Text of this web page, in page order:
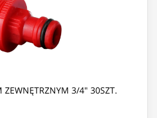
ZEWNĘTRZNYM 3/4" 30SZT.